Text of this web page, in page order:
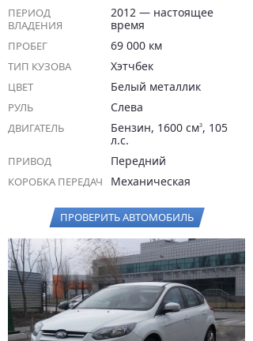
ПЕРИОД
ВЛАДЕНИЯ
2012 — настоящее
время
ПРОБЕГ 69 000 км
ТИП КУЗОВА Хэтчбек
ЦВЕТ Белый металлик
РУЛЬ Слева
ДВИГАТЕЛЬ Бензин, 1600 см3, 105
л.с.
ПРИВОД Передний
КОРОБКА ПЕРЕДАЧ Механическая
ПРОВЕРИТЬ АВТОМОБИЛЬ